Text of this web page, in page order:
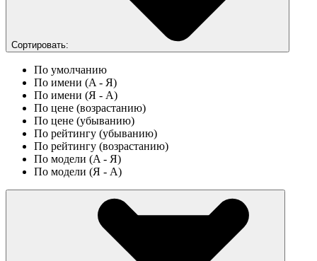
Сортировать:
По умолчанию
По имени (A - Я)
По имени (Я - A)
По цене (возрастанию)
По цене (убыванию)
По рейтингу (убыванию)
По рейтингу (возрастанию)
По модели (A - Я)
По модели (Я - A)